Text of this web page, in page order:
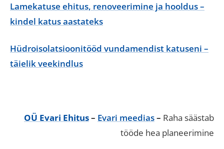
Lamekatuse ehitus, renoveerimine ja hooldus –
kindel katus aastateks
Hüdroisolatsioonitööd vundamendist katuseni –
täielik veekindlus
OÜ Evari Ehitus– Evari meedias– Raha säästab
tööde hea planeerimine